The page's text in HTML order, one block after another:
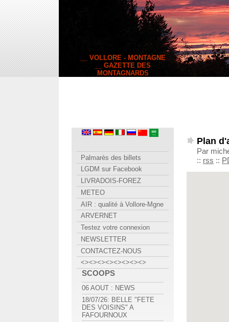
__ VOLLORE - MONTAGNE
__ GAZETTE DES
MONTAGNARDS
Plan
Par
:: rss ::
Palmarès des billets
LGDM sur Facebook
LIVRADOIS-FOREZ
METEO
AIR : qualité à Vollore-Mgne
ARVERNET
Testez votre connexion
NEWSLETTER
CONTACTEZ-NOUS
<><><><><><><><>
SCOOPS
06 AOUT : NEWS
18/07/26: BELLE "FETE
DES VOISINS" A
FAFOURNOUX